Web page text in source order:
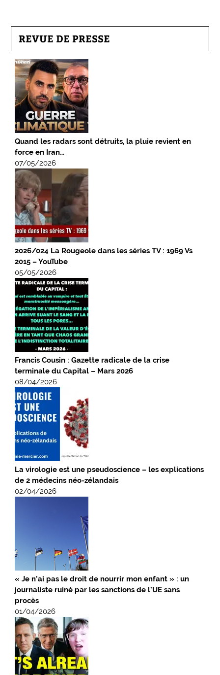
REVUE DE PRESSE
Quand les radars sont détruits, la pluie revient en
force en Iran…
07/05/2026
2026/024 La Rougeole dans les séries TV : 1969 Vs
2015 – YouTube
05/05/2026
Francis Cousin : Gazette radicale de la crise
terminale du Capital – Mars 2026
08/04/2026
La virologie est une pseudoscience – les explications
de 2 médecins néo-zélandais
02/04/2026
« Je n’ai pas le droit de nourrir mon enfant » : un
journaliste ruiné par les sanctions de l’UE sans
procès
01/04/2026